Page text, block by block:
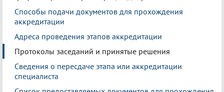
Способы подачи документов для прохождения
аккредитации
Адреса проведения этапов аккредитации
Протоколы заседаний и принятые решения
Сведения о пересдаче этапа или аккредитации
специалиста